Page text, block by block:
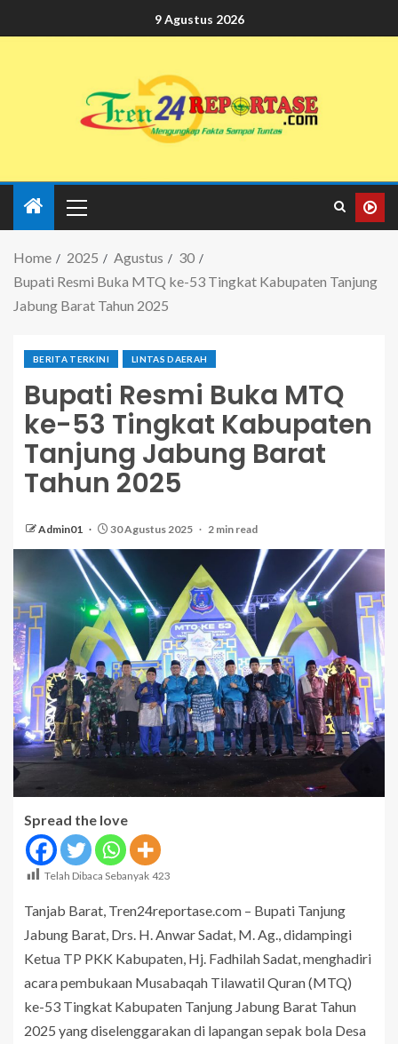
9 Agustus 2026
Home 2025 Agustus
30
Bupati Resmi Buka MTQ ke-53 Tingkat Kabupaten Tanjung
Jabung Barat Tahun 2025
BERITA TERKINI LINTAS DAERAH
Bupati Resmi Buka MTQ
ke-53 Tingkat Kabupaten
Tanjung Jabung Barat
Tahun 2025
Admin01 30 Agustus 2025 2 min read
Spread the love
Telah Dibaca Sebanyak 423
Tanjab Barat, Tren24reportase.com – Bupati Tanjung
Jabung Barat, Drs. H. Anwar Sadat, M. Ag., didampingi
Ketua TP PKK Kabupaten, Hj. Fadhilah Sadat, menghadiri
acara pembukaan Musabaqah Tilawatil Quran (MTQ)
ke-53 Tingkat Kabupaten Tanjung Jabung Barat Tahun
2025 yang diselenggarakan di lapangan sepak bola Desa